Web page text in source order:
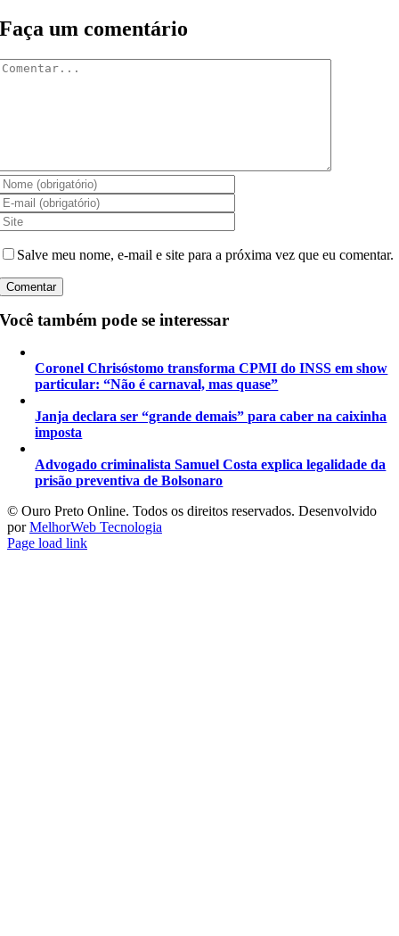
Faça um comentário
Salve meu nome, e-mail e site para a próxima vez que eu comentar.
Você também pode se interessar
Coronel Chrisóstomo transforma CPMI do INSS em show
particular: “Não é carnaval, mas quase”
Janja declara ser “grande demais” para caber na caixinha
imposta
Advogado criminalista Samuel Costa explica legalidade da
prisão preventiva de Bolsonaro
©️ Ouro Preto Online. Todos os direitos reservados. Desenvolvido
porMelhorWeb Tecnologia
Page load link